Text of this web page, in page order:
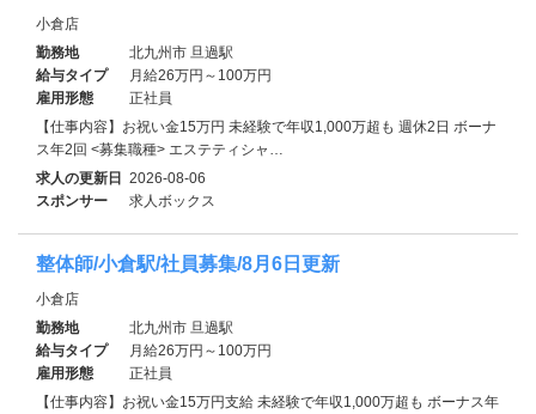
小倉店
勤務地
北九州市 旦過駅
給与タイプ
月給26万円～100万円
雇用形態
正社員
【仕事内容】お祝い金15万円 未経験で年収1,000万超も 週休2日 ボーナ
ス年2回 <募集職種> エステティシャ…
求人の更新日 2026-08-06
スポンサー
求人ボックス
整体師/小倉駅/社員募集/8月6日更新
小倉店
勤務地
北九州市 旦過駅
給与タイプ
月給26万円～100万円
雇用形態
正社員
【仕事内容】お祝い金15万円支給 未経験で年収1,000万超も ボーナス年